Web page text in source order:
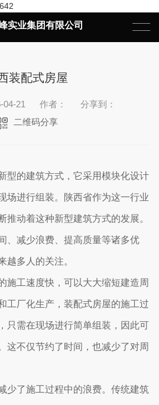
实业集团有限公司
装配式房屋
04-21 作者：
分享到：
二维码分享
型的建筑方式，它采用模块化设计
场进行组装。陕西省作为这一行业
推动着这种新型建筑方式的发展。
、减少浪费、提高质量等诸多优
越多人的关注。
施工速度快，可以大大缩短建造周
工厂化生产，装配式房屋的施工过
只需在现场进行简单组装，因此可
这不仅节约了时间，也减少了对周
少了施工过程中的浪费。传统建筑